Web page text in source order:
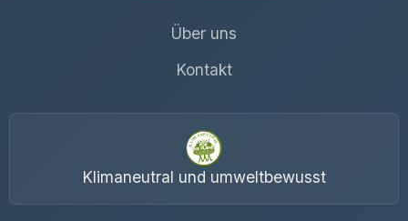
Über uns
Kontakt
Klimaneutral und umweltbewusst